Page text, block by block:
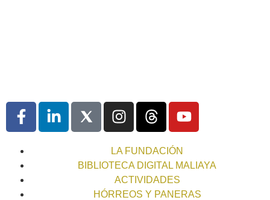
LA FUNDACIÓN
BIBLIOTECA DIGITAL MALIAYA
ACTIVIDADES
HÓRREOS Y PANERAS